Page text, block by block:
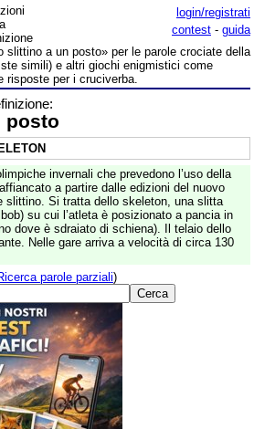
login/registrati
contest - guida
slittino a un posto» per le parole crociate della
simili) e altri giochi enigmistici come
risposte per i cruciverba.
posto
invernali che prevedono l’uso della
a partire dalle edizioni del nuovo
slittino. Si tratta dello skeleton, una slitta
su cui l’atleta è posizionato a pancia in
dove è sdraiato di schiena). Il telaio dello
Nelle gare arriva a velocità di circa 130
parole parziali)